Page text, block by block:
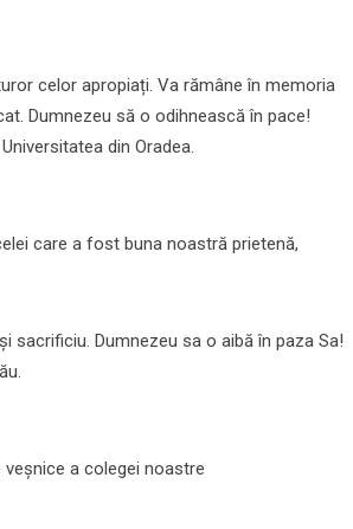
celor apropiați. Va rămâne în memoria
Dumnezeu să o odihnească în pace!
din Oradea.
care a fost buna noastră prietenă,
sacrificiu. Dumnezeu sa o aibă în paza Sa!
a colegei noastre